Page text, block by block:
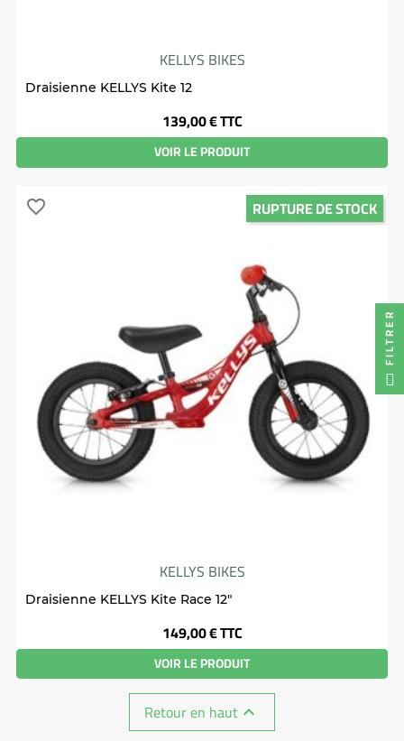
KELLYS BIKES
Draisienne KELLYS Kite 12
Prix
139,00 €TTC
VOIR LE PRODUIT
KELLYS BIKES
Draisienne KELLYS Kite Race 12"
Prix
149,00 €TTC
VOIR LE PRODUIT
RUPTURE DE STOCK
favorite_border
Retour en haut 
FILTRER